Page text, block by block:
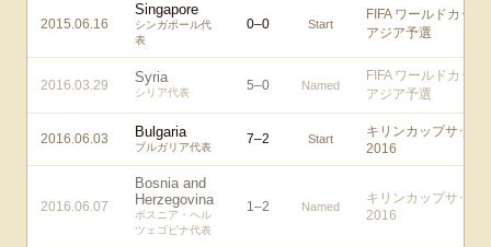
2015.06.16
Singapore
シンガポール代
表
0–0 Start
FIFA ワールドカップ
アジア予選
2016.03.29 Syria
シリア代表 5–0 Named
FIFA ワールドカップ
アジア予選
2016.06.03 Bulgaria
ブルガリア代表
7–2 Start
キリンカップサッカ
2016
2016.06.07
Bosnia and
Herzegovina
ボスニア・ヘル
ツェゴビナ代表
1–2 Named
キリンカップサッカ
2016